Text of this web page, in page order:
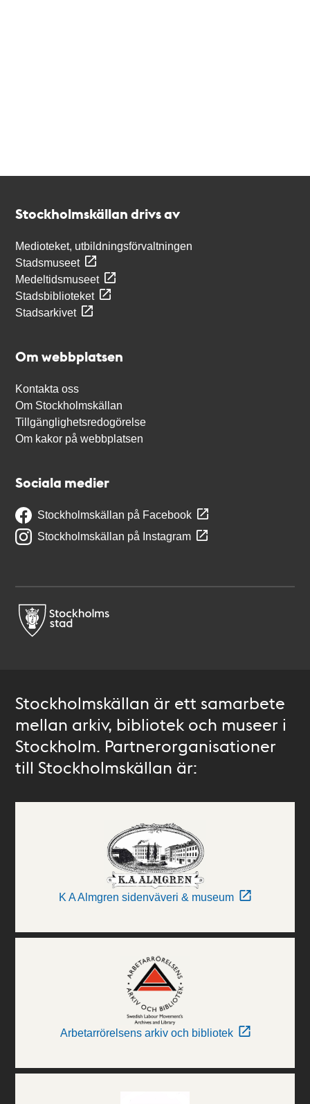
Stockholmskällan drivs av
Medioteket, utbildningsförvaltningen
Stadsmuseet
Medeltidsmuseet
Stadsbiblioteket
Stadsarkivet
Om webbplatsen
Kontakta oss
Om Stockholmskällan
Tillgänglighetsredogörelse
Om kakor på webbplatsen
Sociala medier
Stockholmskällan på Facebook
Stockholmskällan på Instagram
Stockholmskällan är ett samarbete
mellan arkiv, bibliotek och museer i
Stockholm. Partnerorganisationer
till Stockholmskällan är:
K A Almgren sidenväveri & museum
Arbetarrörelsens arkiv och bibliotek